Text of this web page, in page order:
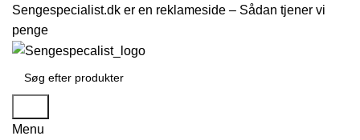
Sengespecialist.dk er en reklameside – Sådan tjener vi
penge
Menu